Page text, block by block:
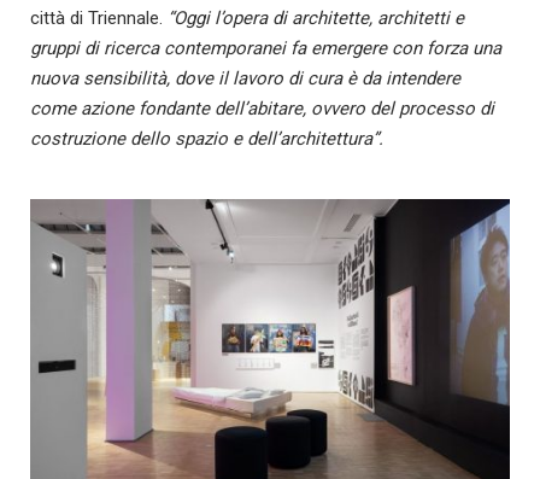
città di Triennale. “Oggi l’opera di architette, architetti e
gruppi di ricerca contemporanei fa emergere con forza una
nuova sensibilità, dove il lavoro di cura è da intendere
come azione fondante dell’abitare, ovvero del processo di
costruzione dello spazio e dell’architettura”.